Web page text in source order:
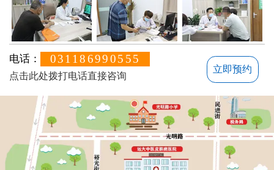
电话： 031186990555
点击此处拨打电话直接咨询
立即预约